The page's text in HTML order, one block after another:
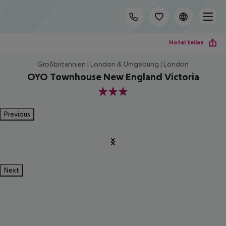
Hotel teilen
Großbritannien | London & Umgebung | London
OYO Townhouse New England Victoria
3
Previous
Next